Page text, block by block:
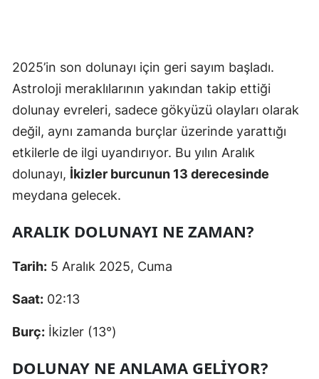
2025’in son dolunayı için geri sayım başladı.
Astroloji meraklılarının yakından takip ettiği
dolunay evreleri, sadece gökyüzü olayları olarak
değil, aynı zamanda burçlar üzerinde yarattığı
etkilerle de ilgi uyandırıyor. Bu yılın Aralık
dolunayı, İkizler burcunun 13 derecesinde
meydana gelecek.
ARALIK DOLUNAYI NE ZAMAN?
Tarih: 5 Aralık 2025, Cuma
Saat: 02:13
Burç: İkizler (13°)
DOLUNAY NE ANLAMA GELIYOR?